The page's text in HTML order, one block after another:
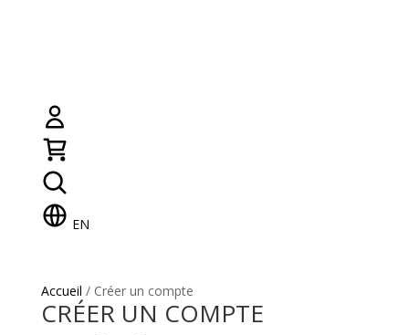
EN
Accueil / Créer un compte
CRÉER UN COMPTE